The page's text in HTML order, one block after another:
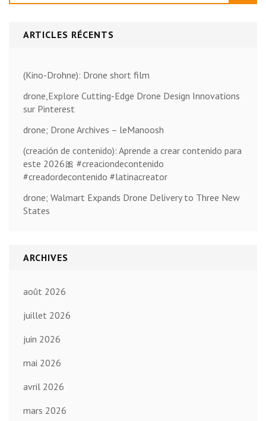
ARTICLES RÉCENTS
(Kino-Drohne): Drone short film
drone,Explore Cutting-Edge Drone Design Innovations
sur Pinterest
drone; Drone Archives – leManoosh
(creación de contenido): Aprende a crear contenido para
este 2026🎀 #creaciondecontenido
#creadordecontenido #latinacreator
drone; Walmart Expands Drone Delivery to Three New
States
ARCHIVES
août 2026
juillet 2026
juin 2026
mai 2026
avril 2026
mars 2026